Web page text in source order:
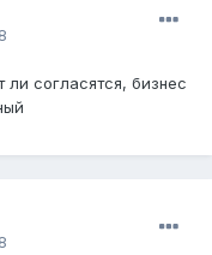
согласятся, бизнес